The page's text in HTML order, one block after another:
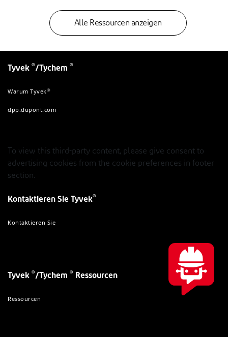
Alle Ressourcen anzeigen
Tyvek ®/Tychem ®
Warum Tyvek®
dpp.dupont.com
To view this third-party content, please give consent to
advertising cookies from the cookie preferences in footer
section.
Kontaktieren Sie Tyvek®
Kontaktieren Sie
Tyvek ®/Tychem ® Ressourcen
Ressourcen